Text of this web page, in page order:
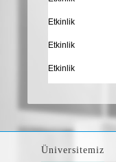
Etkinlik
Etkinlik
Etkinlik
Üniversitemiz